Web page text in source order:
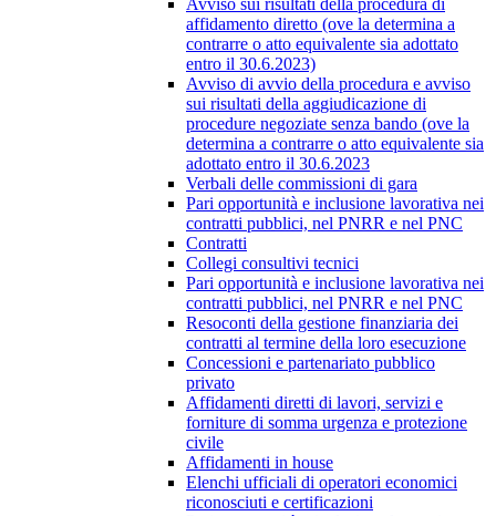
Avviso sui risultati della procedura di
affidamento diretto (ove la determina a
contrarre o atto equivalente sia adottato
entro il 30.6.2023)
Avviso di avvio della procedura e avviso
sui risultati della aggiudicazione di
procedure negoziate senza bando (ove la
determina a contrarre o atto equivalente sia
adottato entro il 30.6.2023
Verbali delle commissioni di gara
Pari opportunità e inclusione lavorativa nei
contratti pubblici, nel PNRR e nel PNC
Contratti
Collegi consultivi tecnici
Pari opportunità e inclusione lavorativa nei
contratti pubblici, nel PNRR e nel PNC
Resoconti della gestione finanziaria dei
contratti al termine della loro esecuzione
Concessioni e partenariato pubblico
privato
Affidamenti diretti di lavori, servizi e
forniture di somma urgenza e protezione
civile
Affidamenti in house
Elenchi ufficiali di operatori economici
riconosciuti e certificazioni